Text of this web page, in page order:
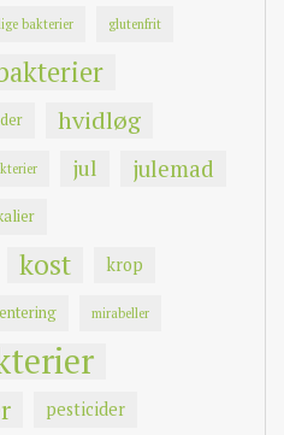
bakterier glutenfrit
hvidløg
jul julemad
kost krop
mirabeller
pesticider